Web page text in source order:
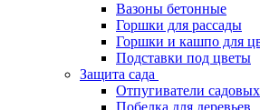
Вазоны бетонные
Горшки для рассады
Горшки и кашпо для
Подставки под цветы
Защита сада
Отпугиватели
Побелка для деревьев